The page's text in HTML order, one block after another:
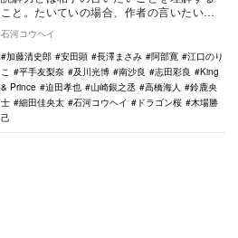
こと。たいていの場合、作者の言いたいこ
関係を駆使して…
石河コウヘイ
加藤清史郎
安田顕 長澤まさみ 阿部寛
江口のり
こ
平手友梨奈 及川光博 南沙良 志田彩良
King
& Prince
迫田孝也 山崎銀之丞 高橋海人
鈴鹿央
士
細田佳央太 石河コウヘイ ドラゴン桜
木場勝
己